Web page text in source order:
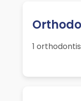
1